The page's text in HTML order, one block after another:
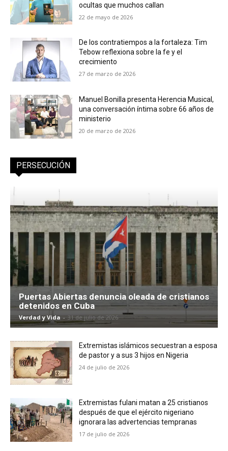
ocultas que muchos callan
22 de mayo de 2026
De los contratiempos a la fortaleza: Tim
Tebow reflexiona sobre la fe y el
crecimiento
27 de marzo de 2026
Manuel Bonilla presenta Herencia Musical,
una conversación íntima sobre 66 años de
ministerio
20 de marzo de 2026
PERSECUCIÓN
Puertas Abiertas denuncia oleada de cristianos
detenidos en Cuba
Verdad y Vida - 31 de julio de 2026
Extremistas islámicos secuestran a esposa
de pastor y a sus 3 hijos en Nigeria
24 de julio de 2026
Extremistas fulani matan a 25 cristianos
después de que el ejército nigeriano
ignorara las advertencias tempranas
17 de julio de 2026